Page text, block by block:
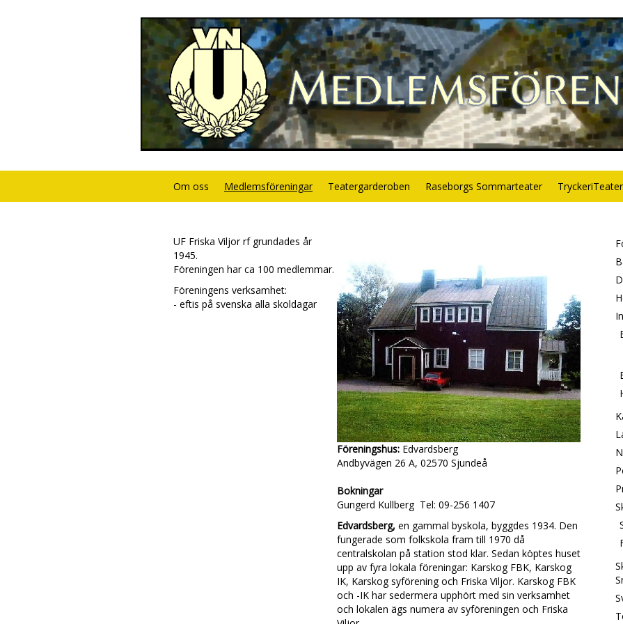
Om oss Medlemsföreningar Teatergarderoben Raseborgs Sommarteater
UF Friska Viljor rf grundades år
1945.
Föreningen har ca 100 medlemmar.
Föreningens verksamhet:
- eftis på svenska alla skoldagar
Föreningshus: Edvardsberg
Andbyvägen 26 A, 02570 Sjundeå
Bokningar
Gungerd Kullberg Tel: 09-256 1407
Edvardsberg, en gammal byskola, byggdes 1934. Den
fungerade som folkskola fram till 1970 då
centralskolan på station stod klar. Sedan köptes huset
upp av fyra lokala föreningar: Karskog FBK, Karskog
IK, Karskog syförening och Friska Viljor. Karskog FBK
och -IK har sedermera upphört med sin verksamhet
och lokalen ägs numera av syföreningen och Friska